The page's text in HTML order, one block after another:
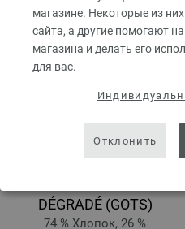
магазине. Некоторые из
сайта, а другие помогают
магазина и делать его
для вас.
Отклонить
DÉGRADÉ (GOTS)
74 % Хлопок, 26 %